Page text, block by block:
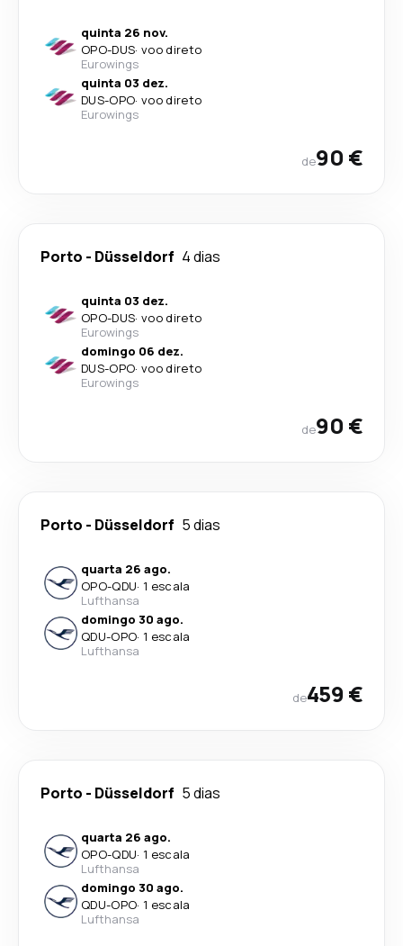
quinta 26 nov.
OPO-DUS· voo direto
Eurowings
quinta 03 dez.
DUS-OPO· voo direto
Eurowings
de90 €
Porto - Düsseldorf 4 dias
quinta 03 dez.
OPO-DUS· voo direto
Eurowings
domingo 06 dez.
DUS-OPO· voo direto
Eurowings
de90 €
Porto - Düsseldorf 5 dias
quarta 26 ago.
OPO-QDU· 1 escala
Lufthansa
domingo 30 ago.
QDU-OPO· 1 escala
Lufthansa
de459 €
Porto - Düsseldorf 5 dias
quarta 26 ago.
OPO-QDU· 1 escala
Lufthansa
domingo 30 ago.
QDU-OPO· 1 escala
Lufthansa